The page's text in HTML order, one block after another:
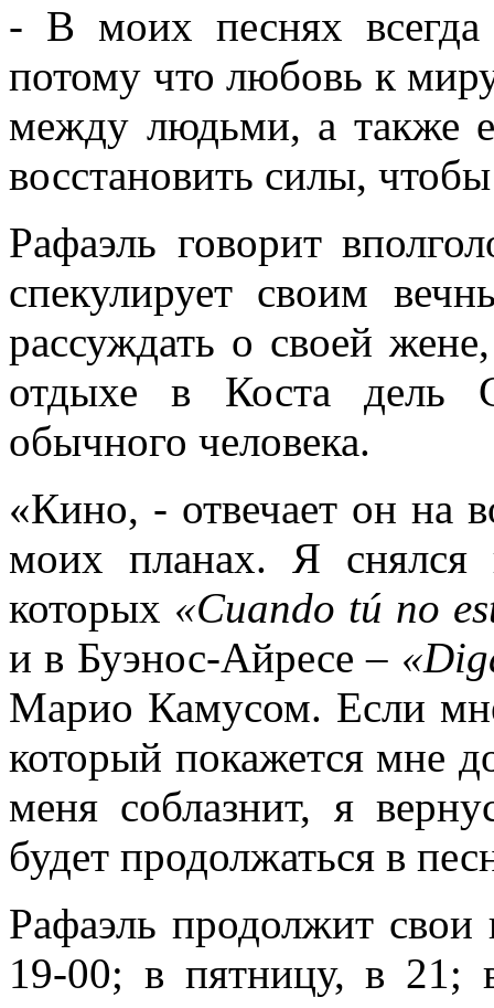
- В моих песнях всегда
потому что любовь к
между людьми, а также
восстановить силы,
Рафаэль говорит
спекулирует своим
рассуждать о своей
отдыхе в Коста дель
обычного человека.
«Кино, - отвечает он на
моих планах. Я снялся
которых «Cuando tú no
и в Буэнос-Айресе –
Марио Камусом. Если
который покажется мне
меня соблазнит, я
будет продолжаться в
Рафаэль продолжит
19-00; в пятницу, в